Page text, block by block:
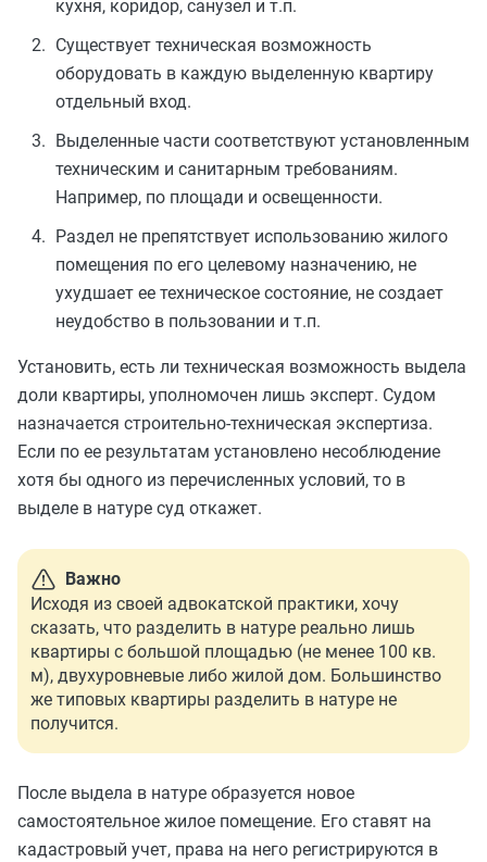
кухня, коридор, санузел и т.п.
Существует техническая возможность
оборудовать в каждую выделенную квартиру
отдельный вход.
Выделенные части соответствуют установленным
техническим и санитарным требованиям.
Например, по площади и освещенности.
Раздел не препятствует использованию жилого
помещения по его целевому назначению, не
ухудшает ее техническое состояние, не создает
неудобство в пользовании и т.п.
Установить, есть ли техническая возможность выдела
доли квартиры, уполномочен лишь эксперт. Судом
назначается строительно-техническая экспертиза.
Если по ее результатам установлено несоблюдение
хотя бы одного из перечисленных условий, то в
выделе в натуре суд откажет.
Важно
Исходя из своей адвокатской практики, хочу
сказать, что разделить в натуре реально лишь
квартиры с большой площадью (не менее 100 кв.
м), двухуровневые либо жилой дом. Большинство
же типовых квартиры разделить в натуре не
получится.
После выдела в натуре образуется новое
самостоятельное жилое помещение. Его ставят на
кадастровый учет, права на него регистрируются в